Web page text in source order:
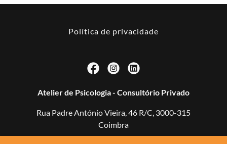
Política de privacidade
Atelier de Psicologia - Consultório Privado
Rua Padre António Vieira, 46 R/C, 3000-315
Coimbra